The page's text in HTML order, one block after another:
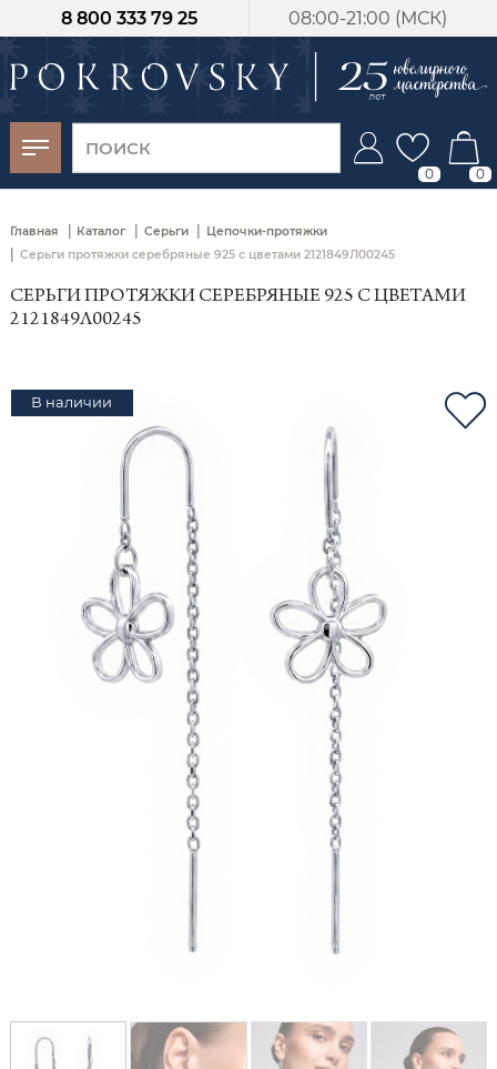
08:00-21:00 (МСК)
8 800 333 79 25
0 0
Главная | Каталог | Серьги | Цепочки-протяжки
| Серьги протяжки серебряные 925 с цветами 2121849Л00245
СЕРЬГИ ПРОТЯЖКИ СЕРЕБРЯНЫЕ 925 С ЦВЕТАМИ
2121849Л00245
В наличии
-30%
от 15 дней с
момента оплаты